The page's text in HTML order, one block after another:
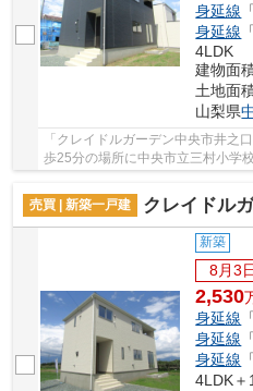
身延線
身延線 「
4LDK
建物面
土地面
山梨県
「クレイドルガーデン中央市井
歩25分の場所に中央市立三村小学
売買 | 新築一戸建
クレイドルガー
新築
8月3
2,530
身延線
身延線
身延線 「
4LDK＋